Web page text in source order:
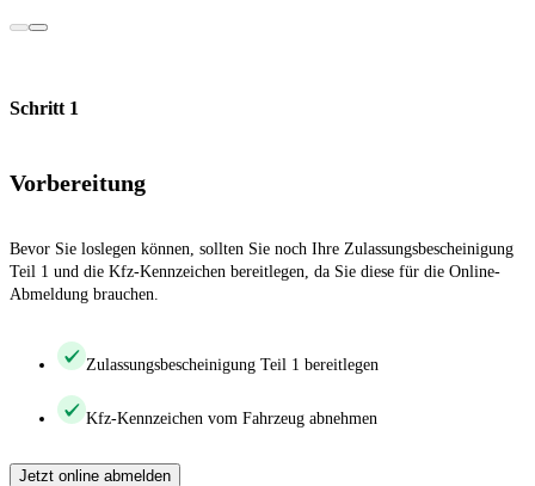
Schritt 1
Vorbereitung
Bevor Sie loslegen können, sollten Sie noch Ihre Zulassungsbescheinigung
Teil 1 und die Kfz-Kennzeichen bereitlegen, da Sie diese für die Online-
Abmeldung brauchen.
Zulassungsbescheinigung Teil 1 bereitlegen
Kfz-Kennzeichen vom Fahrzeug abnehmen
Jetzt online abmelden